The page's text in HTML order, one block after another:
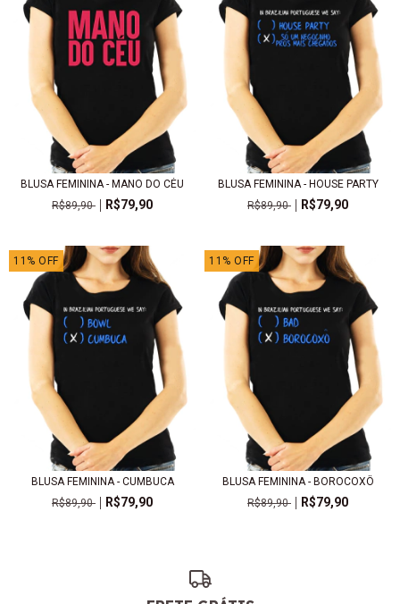
BLUSA FEMININA - MANO DO CÉU
R$89,90
R$79,90
BLUSA FEMININA - HOUSE PARTY
R$89,90
R$79,90
11 % OFF
BLUSA FEMININA - CUMBUCA
R$89,90
R$79,90
11 % OFF
BLUSA FEMININA - BOROCOXÔ
R$89,90
R$79,90